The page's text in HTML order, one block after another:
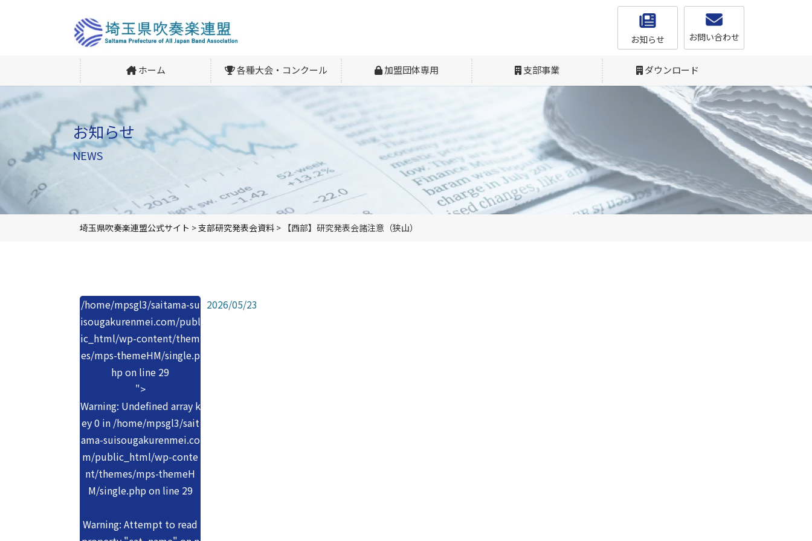
お知らせ お問い合わせ
ホーム 各種大会・コンクール 加盟団体専用 支部事業 ダウンロード
お知らせ
NEWS
埼玉県吹奏楽連盟公式サイト >支部研究発表会資料 > 【西部】研究発表会諸注意（狭山）
/home/mpsgl3/saitama-su
isougakurenmei.com/publ
ic_html/wp-content/them
es/mps-themeHM/single.p
hp on line 29
">
Warning: Undefined array k
ey 0 in /home/mpsgl3/sait
ama-suisougakurenmei.co
m/public_html/wp-conte
nt/themes/mps-themeH
M/single.phpon line 29
Warning: Attempt to read
2026/05/23